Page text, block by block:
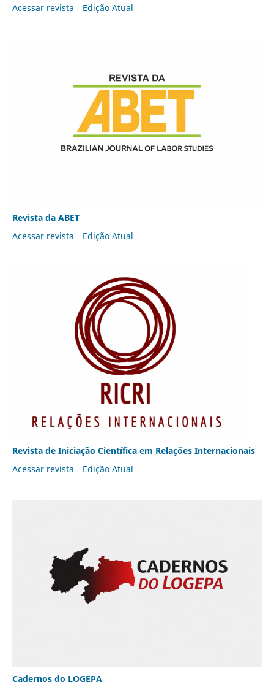
Acessar revista Edição Atual
Revista da ABET
Acessar revista
Edição Atual
Revista de Iniciação Científica em Relações Internacionais
Acessar revista
Edição Atual
Cadernos do LOGEPA